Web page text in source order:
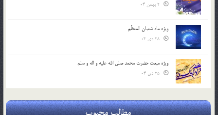
ویژه ماه شعبان المعظّم
ویژه مبعث حضرت محمد صلی الله علیه و اله و سلم